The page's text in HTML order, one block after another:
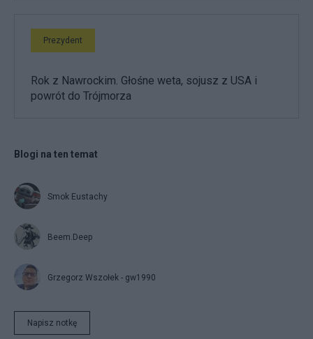
Prezydent
Rok z Nawrockim. Głośne weta, sojusz z USA i
powrót do Trójmorza
Blogi na ten temat
Smok Eustachy
Beem.Deep
Grzegorz Wszołek - gw1990
Napisz notkę